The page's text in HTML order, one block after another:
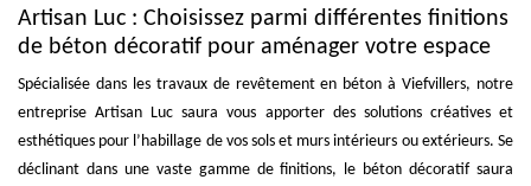
Artisan Luc : Choisissez parmi différentes finitions
de béton décoratif pour aménager votre espace
Spécialisée dans les travaux de revêtement en béton à Viefvillers, notre
entreprise Artisan Luc saura vous apporter des solutions créatives et
esthétiques pour l’habillage de vos sols et murs intérieurs ou extérieurs. Se
déclinant dans une vaste gamme de finitions, le béton décoratif saura